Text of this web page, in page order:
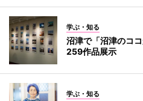
学ぶ・知る
沼津で「沼津のコ
259作品展示
学ぶ・知る